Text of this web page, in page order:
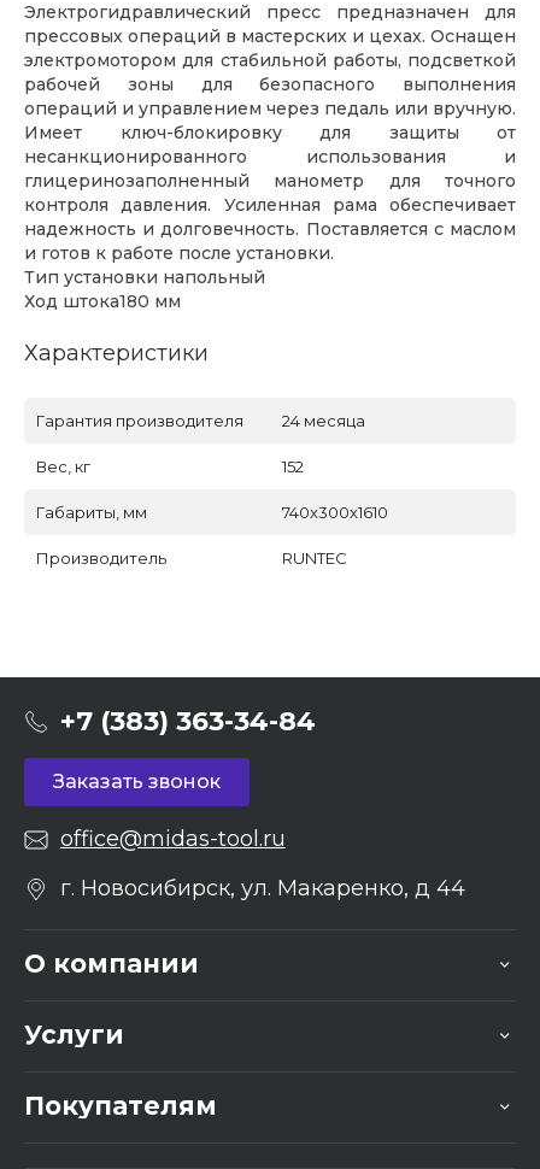
Электрогидравлический пресс предназначен для
прессовых операций в мастерских и цехах. Оснащен
электромотором для стабильной работы, подсветкой
рабочей зоны для безопасного выполнения
операций и управлением через педаль или вручную.
Имеет ключ-блокировку для защиты от
несанкционированного использования и
глицеринозаполненный манометр для точного
контроля давления. Усиленная рама обеспечивает
надежность и долговечность. Поставляется с маслом
и готов к работе после установки.
Тип установки напольный
Ход штока180 мм
Характеристики
Гарантия производителя 24 месяца
Вес, кг 152
Габариты, мм 740x300x1610
Производитель RUNTEC
+7 (383) 363-34-84
Заказать звонок
office@midas-tool.ru
г. Новосибирск, ул. Макаренко, д 44
О компании
Услуги
Покупателям